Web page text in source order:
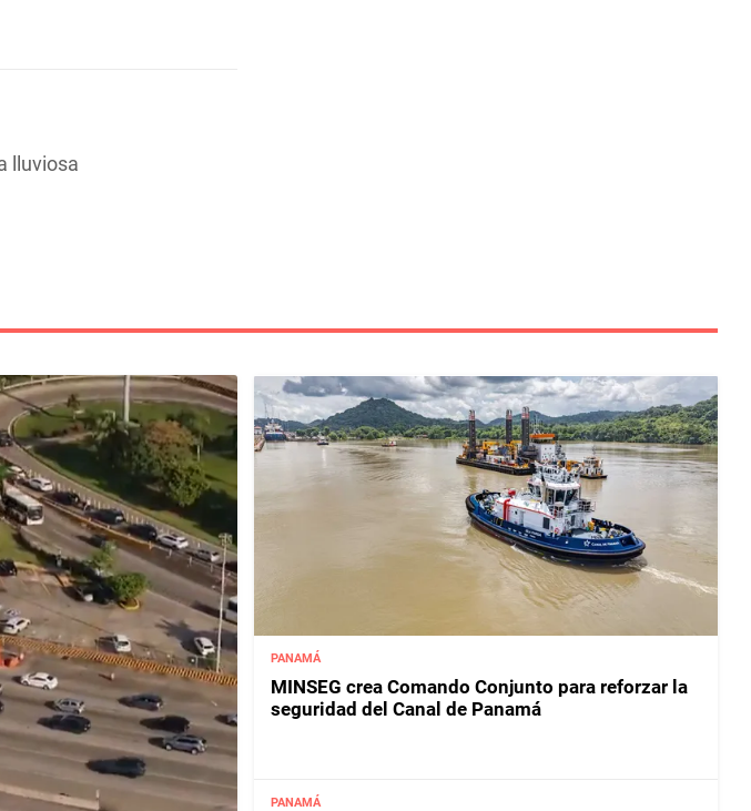
lluviosa
PANAMÁ
MINSEG crea Comando Conjunto para reforzar la
seguridad del Canal de Panamá
PANAMÁ